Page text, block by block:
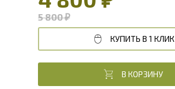
5 800 ₽
КУПИТЬ В 1 КЛИК
В КОРЗИНУ